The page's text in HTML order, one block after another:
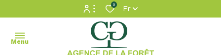
Espace propriétaire
0 Fr
Menu